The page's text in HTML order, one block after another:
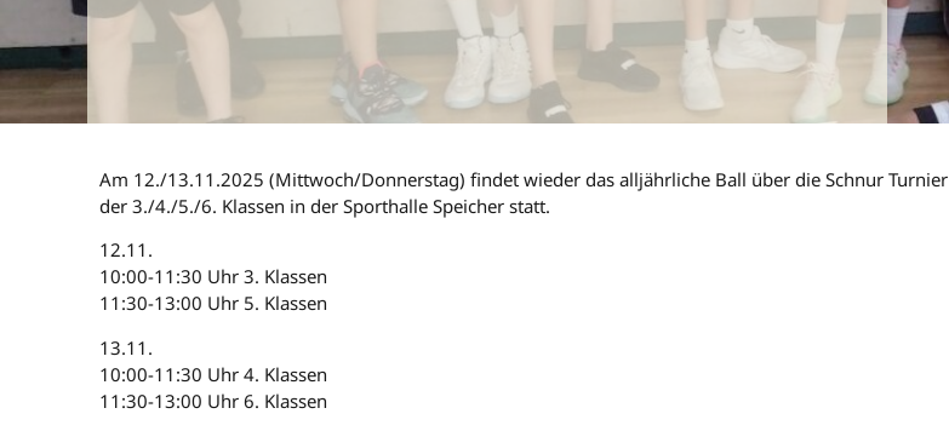
Am 12./13.11.2025 (Mittwoch/Donnerstag) findet wieder das alljährliche Ball über die Schnur Turnier
der 3./4./5./6. Klassen in der Sporthalle Speicher statt.
12.11.
10:00-11:30 Uhr 3. Klassen
11:30-13:00 Uhr 5. Klassen
13.11.
10:00-11:30 Uhr 4. Klassen
11:30-13:00 Uhr 6. Klassen